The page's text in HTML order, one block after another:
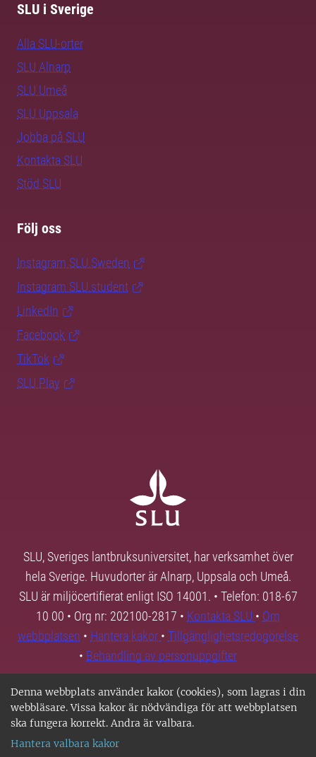
Denna webbplats använder kakor (cookies), som lagras i din
webbläsare. Vissa kakor är nödvändiga för att webbplatsen
ska fungera korrekt. Andra är valbara.
Hantera valbara kakor
SLU i Sverige
Alla SLU-orter
SLU Alnarp
SLU Umeå
SLU Uppsala
Jobba på SLU
Kontakta SLU
Stöd SLU
Följ oss
Instagram SLU.Sweden
Instagram SLU.student
LinkedIn
Facebook
TikTok
SLU Play
SLU, Sveriges lantbruksuniversitet, har verksamhet över
hela Sverige. Huvudorter är Alnarp, Uppsala och Umeå.
SLU är miljöcertifierat enligt ISO 14001. • Telefon: 018-67
10 00 • Org nr: 202100-2817 • Kontakta SLU • Om
webbplatsen • Hantera kakor • Tillgänglighetsredogörelse
• Behandling av personuppgifter